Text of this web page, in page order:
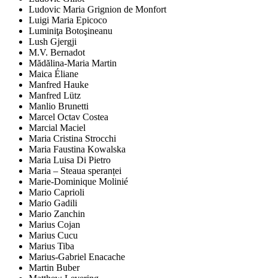
Ludovic Maria Grignion de Monfort
Luigi Maria Epicoco
Luminiţa Botoşineanu
Lush Gjergji
M.V. Bernadot
Mădălina-Maria Martin
Maica Éliane
Manfred Hauke
Manfred Lütz
Manlio Brunetti
Marcel Octav Costea
Marcial Maciel
Maria Cristina Strocchi
Maria Faustina Kowalska
Maria Luisa Di Pietro
Maria – Steaua speranței
Marie-Dominique Molinié
Mario Caprioli
Mario Gadili
Mario Zanchin
Marius Cojan
Marius Cucu
Marius Tiba
Marius-Gabriel Enacache
Martin Buber